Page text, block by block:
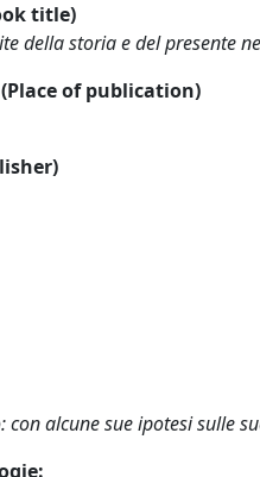
title)
della storia e del presente
of publication)
alcune sue ipotesi sulle